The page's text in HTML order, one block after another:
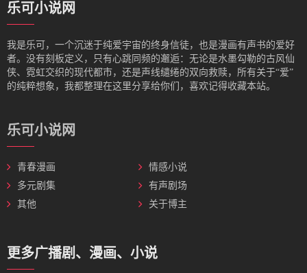
乐可小说网
我是‌乐可，一个沉迷于纯爱宇宙的终身信徒，也是漫画有声书的爱好
者。没有刻板定义，只有心跳同频的邂逅：无论是水墨勾勒的古风仙
侠、霓虹交织的现代都市，还是声线缱绻的双向救赎，所有关于“爱”
的纯粹想象，我都整理在这里分享给你们，喜欢记得收藏本站。
乐可小说网
青春漫画
情感小说
多元剧集
有声剧场
其他
关于博主
更多广播剧、漫画、小说